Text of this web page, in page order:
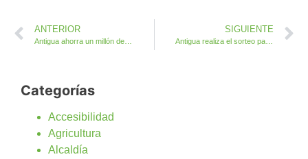
ANTERIOR SIGUIENTE
Antigua realiza el sorteo para las Mesas Electorales del 20-D
Categorías
Accesibilidad
Agricultura
Alcaldía